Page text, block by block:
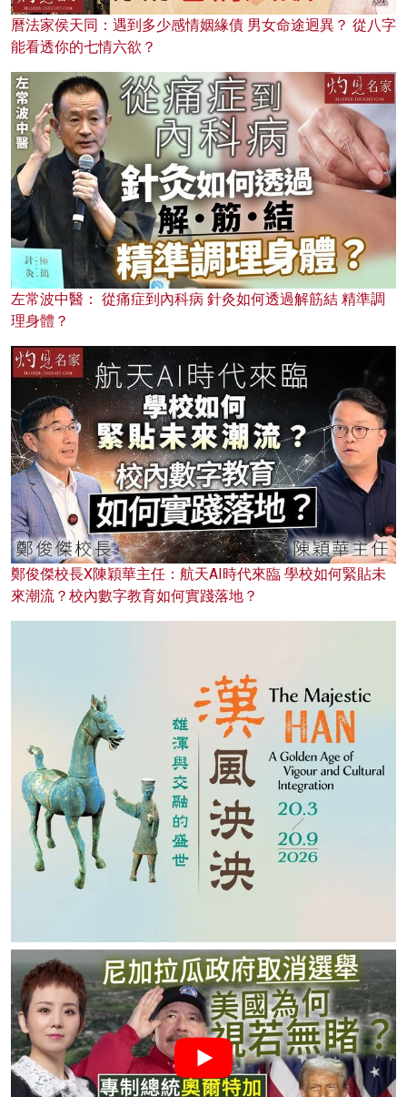
曆法家侯天同：遇到多少感情姻緣債 男女命途迥異？ 從八字
能看透你的七情六欲？
左常波中醫： 從痛症到內科病 針灸如何透過解筋結 精準調
理身體？
鄭俊傑校長X陳穎華主任：航天AI時代來臨 學校如何緊貼未
來潮流？校內數字教育如何實踐落地？